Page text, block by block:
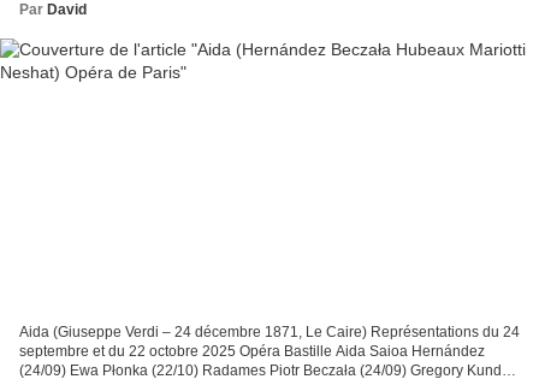
Par David
Aida (Giuseppe Verdi – 24 décembre 1871, Le Caire) Représentations du 24
septembre et du 22 octobre 2025 Opéra Bastille Aida Saioa Hernández
(24/09) Ewa Płonka (22/10) Radames Piotr Beczała (24/09) Gregory Kunde